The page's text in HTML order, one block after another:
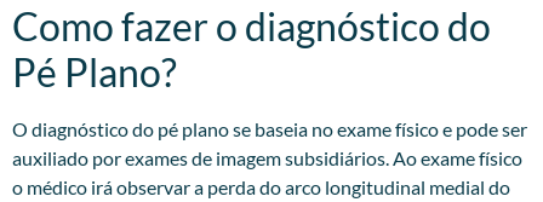
Como fazer o diagnóstico do
Pé Plano?
O diagnóstico do pé plano se baseia no exame físico e pode ser
auxiliado por exames de imagem subsidiários. Ao exame físico
o médico irá observar a perda do arco longitudinal medial do